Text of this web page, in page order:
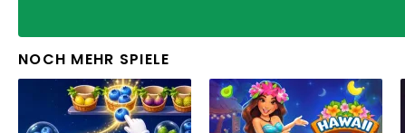
NOCH MEHR SPIELE